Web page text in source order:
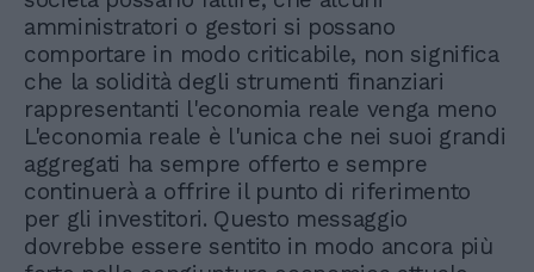
amministratori o gestori si possano
comportare in modo criticabile, non significa
che la solidità degli strumenti finanziari
rappresentanti l'economia reale venga meno
L'economia reale è l'unica che nei suoi grandi
aggregati ha sempre offerto e sempre
continuerà a offrire il punto di riferimento
per gli investitori. Questo messaggio
dovrebbe essere sentito in modo ancora più